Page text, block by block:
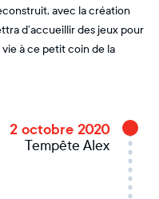
avec la création
d’accueillir des jeux pour
à ce petit coin de la
2 octobre 2020
Tempête Alex